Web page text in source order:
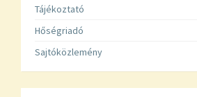
Tájékoztató
Hőségriadó
Sajtóközlemény